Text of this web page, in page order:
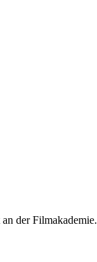
der Filmakademie.